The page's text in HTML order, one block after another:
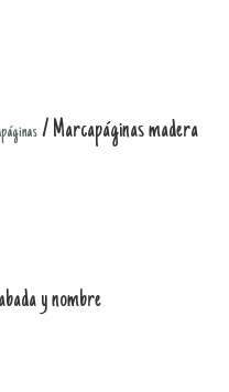
/ Marcapáginas madera
y nombre